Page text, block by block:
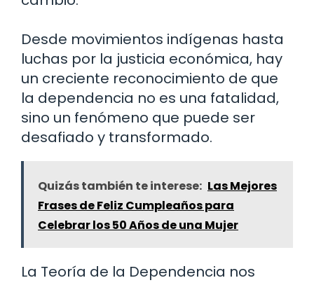
Desde movimientos indígenas hasta
luchas por la justicia económica, hay
un creciente reconocimiento de que
la dependencia no es una fatalidad,
sino un fenómeno que puede ser
desafiado y transformado.
Quizás también te interese: Las Mejores
Frases de Feliz Cumpleaños para
Celebrar los 50 Años de una Mujer
La Teoría de la Dependencia nos